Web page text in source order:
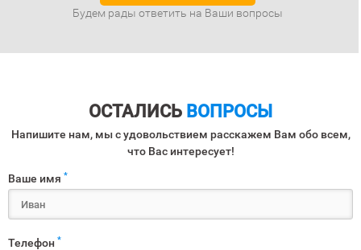
Будем рады ответить на Ваши вопросы
ОСТАЛИСЬ ВОПРОСЫ
Напишите нам, мы с удовольствием расскажем Вам обо всем,
что Вас интересует!
Ваше имя *
Телефон *